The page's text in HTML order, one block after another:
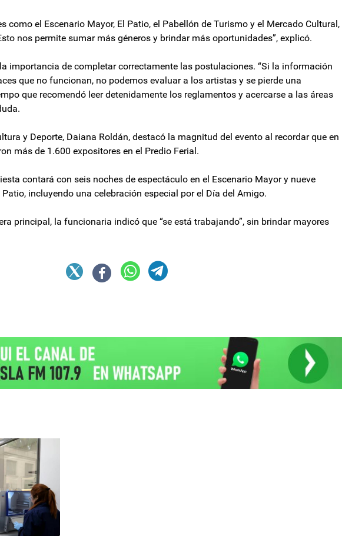
como el Escenario Mayor, El Patio, el Pabellón de Turismo y el Mercado Cultural,
nos permite sumar más géneros y brindar más oportunidades”, explicó.
importancia de completar correctamente las postulaciones. “Si la información
que no funcionan, no podemos evaluar a los artistas y se pierde una
que recomendó leer detenidamente los reglamentos y acercarse a las áreas
y Deporte, Daiana Roldán, destacó la magnitud del evento al recordar que en
más de 1.600 expositores en el Predio Ferial.
contará con seis noches de espectáculo en el Escenario Mayor y nueve
incluyendo una celebración especial por el Día del Amigo.
principal, la funcionaria indicó que “se está trabajando”, sin brindar mayores